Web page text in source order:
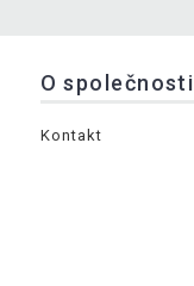
O společnosti
Kontakt